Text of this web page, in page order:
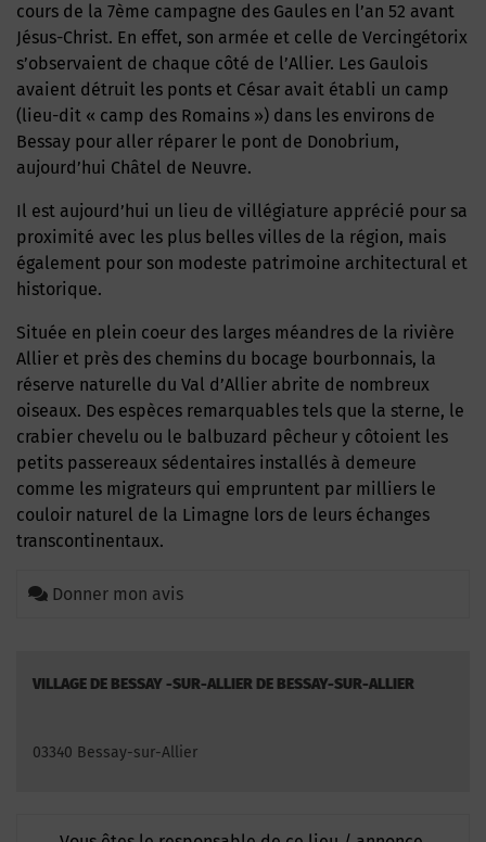
cours de la 7ème campagne des Gaules en l’an 52 avant
Jésus-Christ. En effet, son armée et celle de Vercingétorix
s’observaient de chaque côté de l’Allier. Les Gaulois
avaient détruit les ponts et César avait établi un camp
(lieu-dit « camp des Romains ») dans les environs de
Bessay pour aller réparer le pont de Donobrium,
aujourd’hui Châtel de Neuvre.
il est aujourd’hui un lieu de villégiature apprécié pour sa
proximité avec les plus belles villes de la région, mais
également pour son modeste patrimoine architectural et
historique.
Située en plein coeur des larges méandres de la rivière
Allier et près des chemins du bocage bourbonnais, la
réserve naturelle du Val d’Allier abrite de nombreux
oiseaux. Des espèces remarquables tels que la sterne, le
crabier chevelu ou le balbuzard pêcheur y côtoient les
petits passereaux sédentaires installés à demeure
comme les migrateurs qui empruntent par milliers le
couloir naturel de la Limagne lors de leurs échanges
transcontinentaux.
Donner mon avis
VILLAGE DE BESSAY -SUR-ALLIER DE BESSAY-SUR-ALLIER
03340 Bessay-sur-Allier